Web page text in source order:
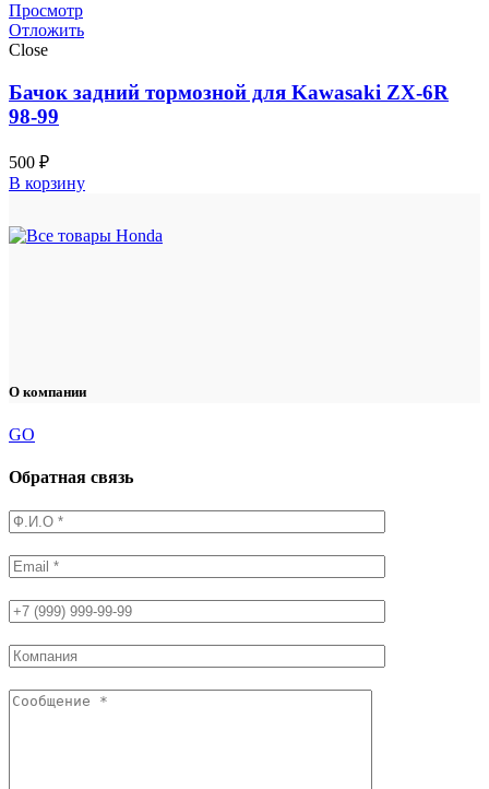
Просмотр
Отложить
Close
Бачок задний тормозной для Kawasaki ZX-6R
98-99
500 ₽
В корзину
О компании
GO
Обратная связь